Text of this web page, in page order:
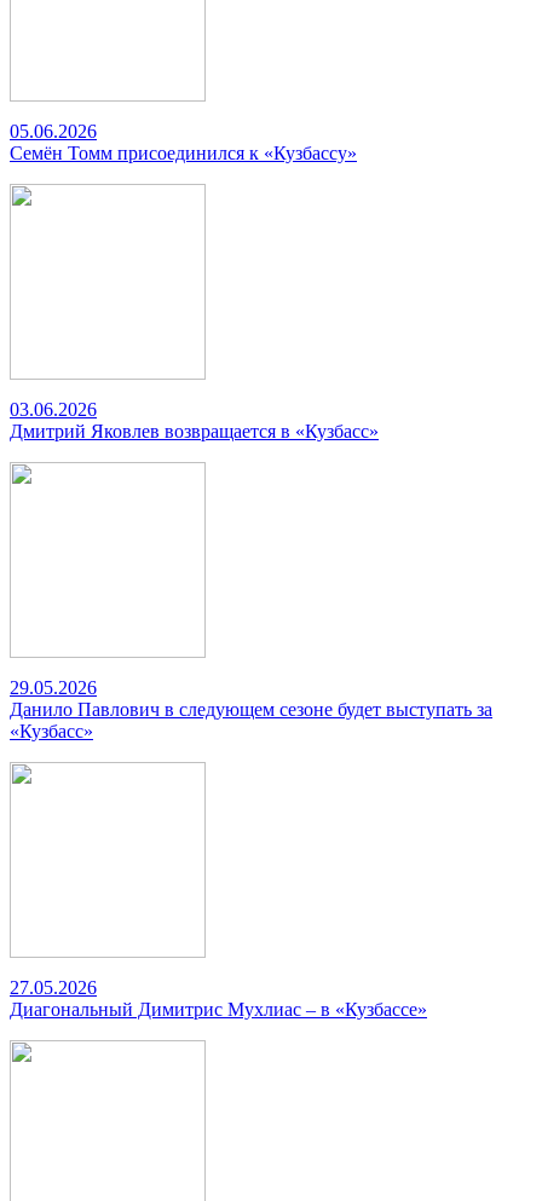
05.06.2026
Семён Томм присоединился к «Кузбассу»
03.06.2026
Дмитрий Яковлев возвращается в «Кузбасс»
29.05.2026
Данило Павлович в следующем сезоне будет выступать за
«Кузбасс»
27.05.2026
Диагональный Димитрис Мухлиас – в «Кузбассе»